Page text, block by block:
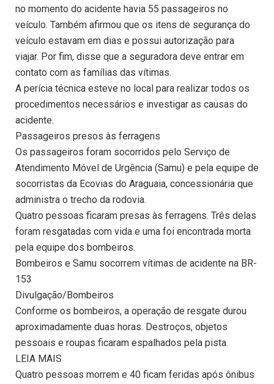
no momento do acidente havia 55 passageiros no
veículo. Também afirmou que os itens de segurança do
veículo estavam em dias e possui autorização para
viajar. Por fim, disse que a seguradora deve entrar em
contato com as famílias das vítimas.
A perícia técnica esteve no local para realizar todos os
procedimentos necessários e investigar as causas do
acidente.
Passageiros presos às ferragens
Os passageiros foram socorridos pelo Serviço de
Atendimento Móvel de Urgência (Samu) e pela equipe de
socorristas da Ecovias do Araguaia, concessionária que
administra o trecho da rodovia.
Quatro pessoas ficaram presas às ferragens. Três delas
foram resgatadas com vida e uma foi encontrada morta
pela equipe dos bombeiros.
Bombeiros e Samu socorrem vítimas de acidente na BR-
153
Divulgação/Bombeiros
Conforme os bombeiros, a operação de resgate durou
aproximadamente duas horas. Destroços, objetos
pessoais e roupas ficaram espalhados pela pista.
LEIA MAIS
Quatro pessoas morrem e 40 ficam feridas após ônibus